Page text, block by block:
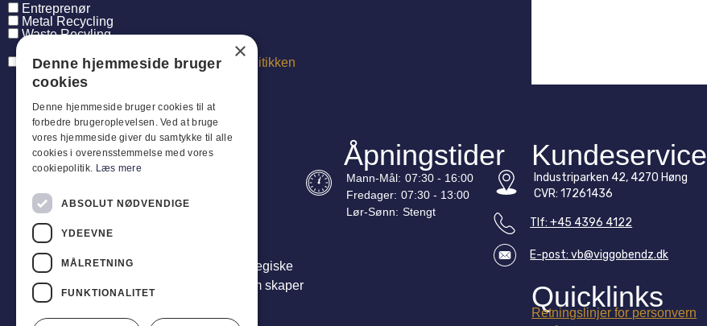
Entreprenør
Metal Recycling
Waste Recyling
Jeg har læst og acceptererpersondatapolitikken
Vi er mer enn leverandører – vi er din strategiske
partner. Vi leverer helhetlige løsninger som skaper
reell verdi for virksomheten din.
Åpningstider
Mann-Mål: 07:30 - 16:00
Fredager: 07:30 - 13:00
Lør-Sønn: Stengt
Kundeservice
Industriparken 42, 4270 Høng
CVR: 17261436
Tlf: +45 4396 4122
E-post: vb@viggobendz.dk
Quicklinks
Retningslinjer for personvern
×
Denne hjemmeside bruger
cookies
Denne hjemmeside bruger cookies til at
forbedre brugeroplevelsen. Ved at bruge
vores hjemmeside giver du samtykke til alle
cookies i overensstemmelse med vores
cookiepolitik. Læs mere
ABSOLUT NØDVENDIGE
YDEEVNE
MÅLRETNING
FUNKTIONALITET